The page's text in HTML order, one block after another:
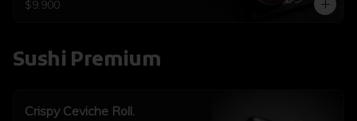
$9.900
Sushi Premium
Crispy Ceviche Roll.